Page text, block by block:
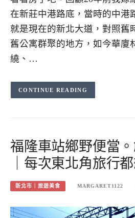
在新莊中港路底，當時的中港
就是現在的新北大道，對照舊
舊公寓群聚的地方，如今華廈
繞、…
CONTINUE READING
福隆車站鄉野便當
｜每次東北角旅行
新北市｜旅遊美食 MARGARET1122